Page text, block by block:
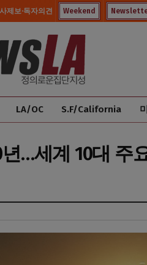
제보·독자의견 Weekend
LA/OC S.F/California
년…세계 10대 주